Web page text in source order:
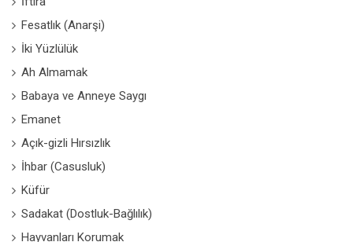
Fesatlık (Anarşi)
İki Yüzlülük
Ah Almamak
Babaya ve Anneye Saygı
Emanet
Açık-gizli Hırsızlık
İhbar (Casusluk)
Küfür
Sadakat (Dostluk-Bağlılık)
Hayvanları Korumak